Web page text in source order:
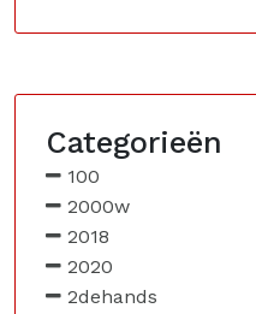
Categorieën
100
2000w
2018
2020
2dehands